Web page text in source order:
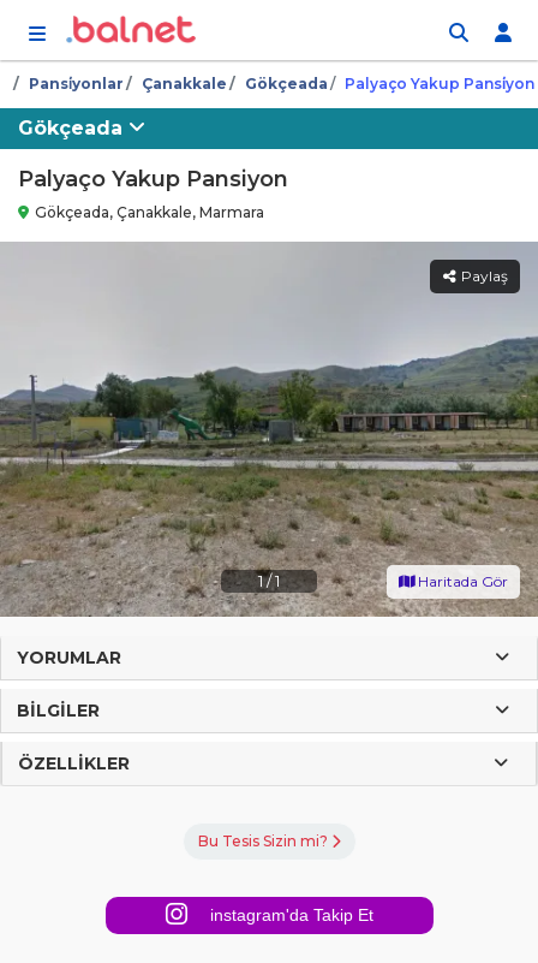
Pansi̇yonlar Çanakkale Gökçeada Palyaço Yakup Pansi̇yon
Gökçeada
Palyaço Yakup Pansiyon
Gökçeada, Çanakkale, Marmara
1/1
Paylaş
Haritada Gör
YORUMLAR
BILGILER
ÖZELLIKLER
Bu Tesis Sizin mi?
instagram'da Takip Et